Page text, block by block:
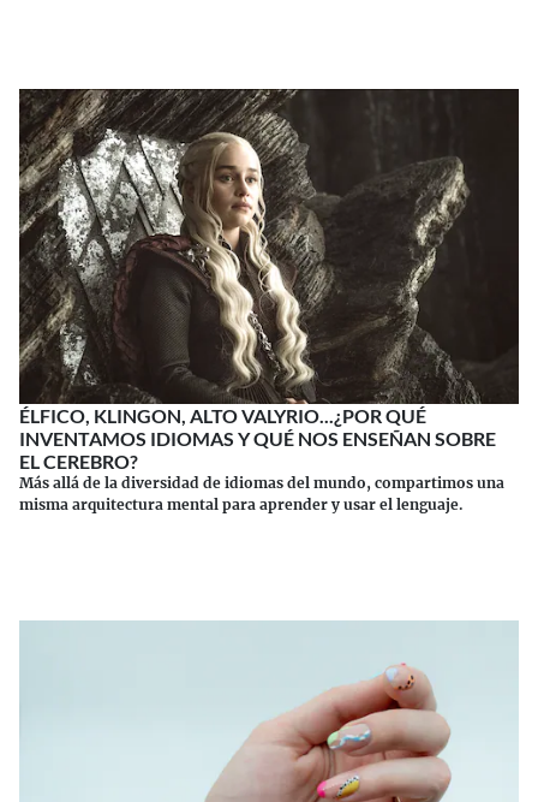
ÉLFICO, KLINGON, ALTO VALYRIO...¿POR QUÉ
INVENTAMOS IDIOMAS Y QUÉ NOS ENSEÑAN SOBRE
EL CEREBRO?
Más allá de la diversidad de idiomas del mundo, compartimos una
misma arquitectura mental para aprender y usar el lenguaje.